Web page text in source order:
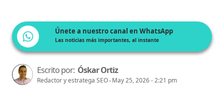
Únete a nuestro canal en WhatsApp
Las noticias más importantes, al instante
Escrito por: Óskar Ortiz
Redactor y estratega SEO May 25, 2026 - 2:21 pm